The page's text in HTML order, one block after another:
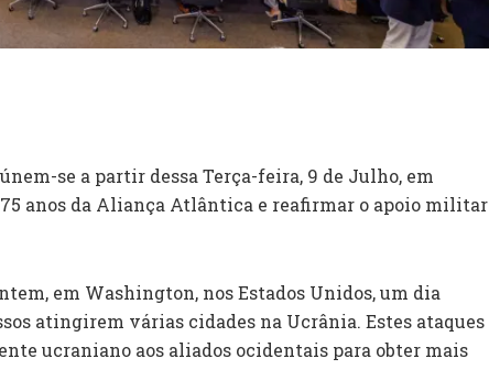
se a partir dessa Terça-feira, 9 de Julho, em
anos da Aliança Atlântica e reafirmar o apoio militar
em Washington, nos Estados Unidos, um dia
atingirem várias cidades na Ucrânia. Estes ataques
ucraniano aos aliados ocidentais para obter mais